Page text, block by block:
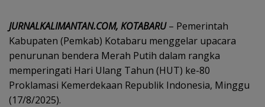
JURNALKALIMANTAN.COM, KOTABARU– Pemerintah
Kabupaten (Pemkab) Kotabaru menggelar upacara
penurunan bendera Merah Putih dalam rangka
memperingati Hari Ulang Tahun (HUT) ke-80
Proklamasi Kemerdekaan Republik Indonesia, Minggu
(17/8/2025).